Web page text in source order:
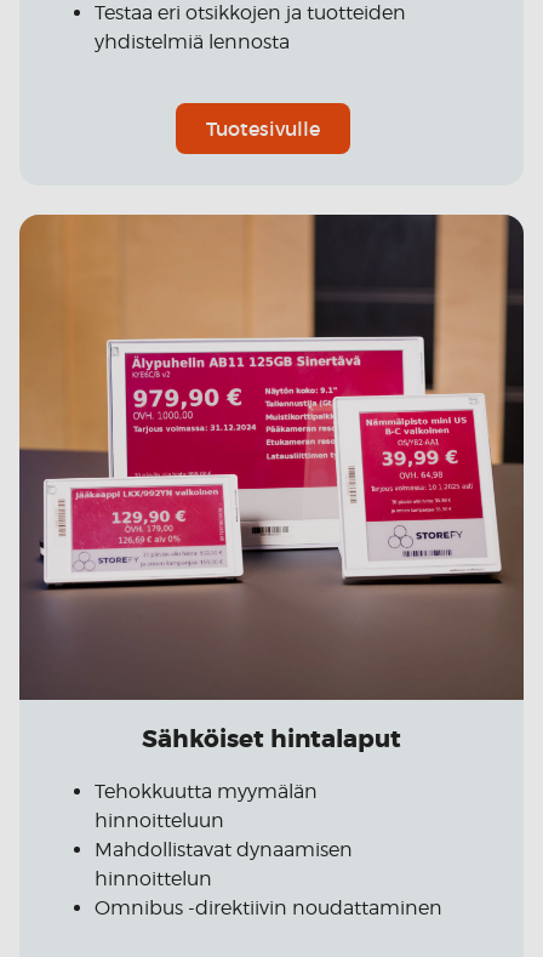
Testaa eri otsikkojen ja tuotteiden
yhdistelmiä lennosta
Tuotesivulle
Sähköiset hintalaput
Tehokkuutta myymälän
hinnoitteluun
Mahdollistavat dynaamisen
hinnoittelun
Omnibus -direktiivin noudattaminen